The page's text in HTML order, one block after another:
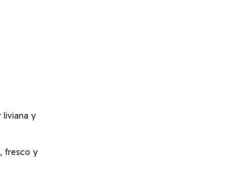
liviana y
fresco y